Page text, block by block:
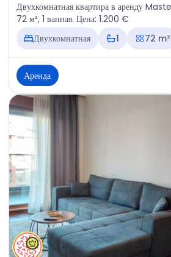
Двухкомнатная квартира в аренду
72 м², 1 ванная. Цена: 1.200 €
Двухкомнатная
1 72 m²
Аренда